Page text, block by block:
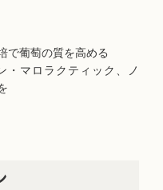
で葡萄の質を高める
・マロラクティック、ノ